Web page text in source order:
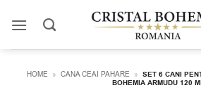
HOME » CANA CEAI PAHARE » SET 6 CANI
BOHEMIA ARMUDU 120